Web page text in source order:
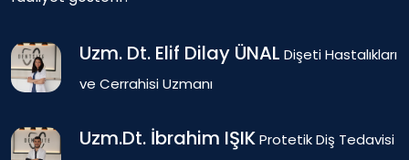
Uzm. Dt. Elif Dilay ÜNAL Dişeti Hastalıkları
ve Cerrahisi Uzmanı
Uzm.Dt. İbrahim IŞIKProtetik Diş Tedavisi